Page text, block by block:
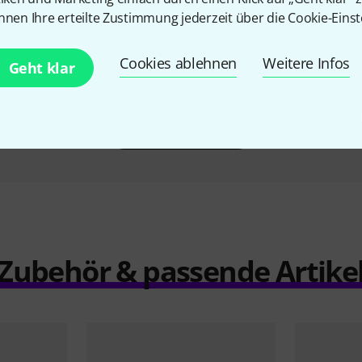
Ihre erteilte Zustimmung jederzeit über die Cookie-
Geht klar Cookies ablehnen Weitere Infos
Gig Bag
Roth & Junius BSB-04 3/4 GG
Bass Soft Bag
249 €
Gewa
& passende